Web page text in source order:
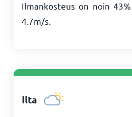
Ilmankosteus on noin
4.7m/s
Ilta